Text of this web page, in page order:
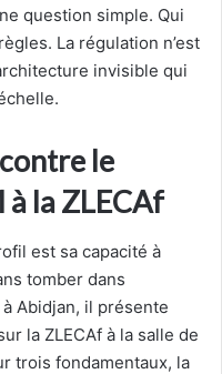
question simple. Qui
La régulation n’est
invisible qui
le
à la ZLECAf
est sa capacité à
tomber dans
Abidjan, il présente
la ZLECAf à la salle de
trois fondamentaux, la